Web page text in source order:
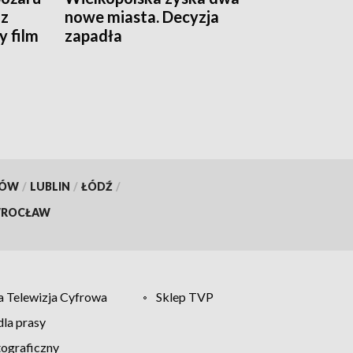
film
nowe miasta. Decyzja
zapadła
/ LUBLIN / ŁÓDŹ /
Telewizja Cyfrowa
Sklep TVP
prasy